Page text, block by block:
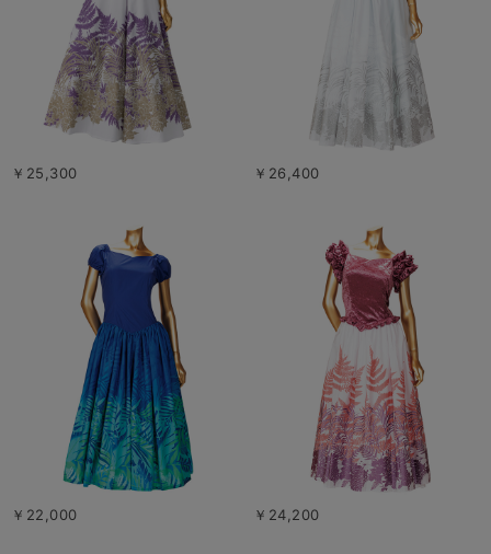
￥25,300 ￥26,400
￥22,000 ￥24,200